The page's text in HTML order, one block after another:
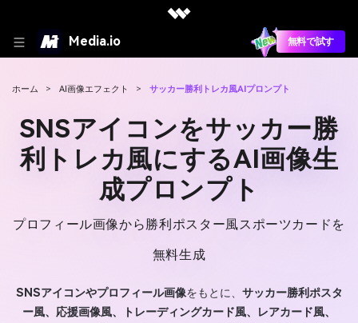
Media.io 無料で試す
ホーム > AI画像エフェクト > サッカー勝利トレカ風AIプロンプト
SNSアイコンをサッカー勝
利トレカ風にするAI画像生
成プロンプト
プロフィール画像から勝利ポスター風スポーツカードを
無料生成
SNSアイコンやプロフィール画像をもとに、 サッカー勝利ポスタ
ー風、応援画像風、トレーディングカード風、レアカード風、